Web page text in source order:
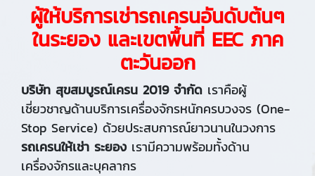
ผู้ให้บริการเช่ารถเครนอันดับต้นๆ
ในระยอง และเขตพื้นที่ EEC ภาค
ตะวันออก
บริษัท สุขสมบูรณ์เครน 2019 จำกัด เราคือผู้
เชี่ยวชาญด้านบริการเครื่องจักรหนักครบวงจร (One-
Stop Service) ด้วยประสบการณ์ยาวนานในวงการ
รถเครนให้เช่า ระยอง เรามีความพร้อมทั้งด้าน
เครื่องจักรและบุคลากร